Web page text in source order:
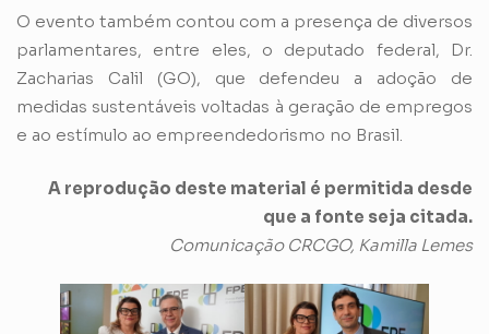
O evento também contou com a presença de diversos
parlamentares, entre eles, o deputado federal, Dr.
Zacharias Calil (GO), que defendeu a adoção de
medidas sustentáveis voltadas à geração de empregos
e ao estímulo ao empreendedorismo no Brasil.
A reprodução deste material é permitida desde
que a fonte seja citada.
Comunicação CRCGO, Kamilla Lemes